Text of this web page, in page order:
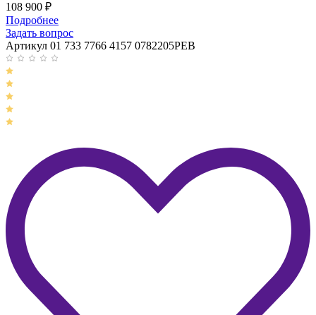
108 900 ₽
Подробнее
Задать вопрос
Артикул 01 733 7766 4157 0782205PEB